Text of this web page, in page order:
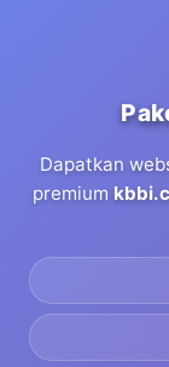
Dapatkan
premium